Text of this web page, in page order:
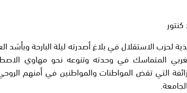
لحزب الاستقلال في بلاغ أصدرته ليلة البارحة وبأشد
المتماسك في وحدته وتنوعه نحو مهاوي
التي تقض المواطنات والمواطنين في أمنهم